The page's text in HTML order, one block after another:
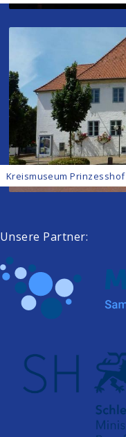
Kreismuseum Prinzesshof
Unsere Partner: